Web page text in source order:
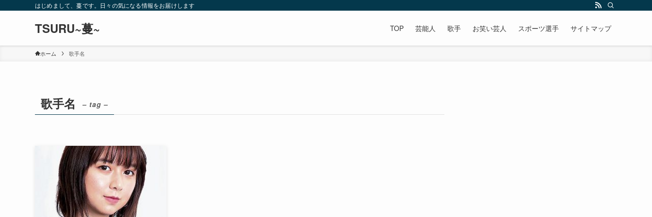
はじめまして、蔓です。日々の気になる情報をお届けします
TSURU~蔓~ TOP 芸能人 歌手 お笑い芸人 スポーツ選手 サイトマップ
ホーム 歌手名
歌手名 – tag –